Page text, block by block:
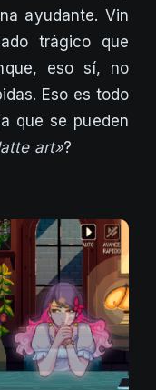
ayudante. Vin
trágico que
eso sí, no
Eso es todo
que se pueden
art»?